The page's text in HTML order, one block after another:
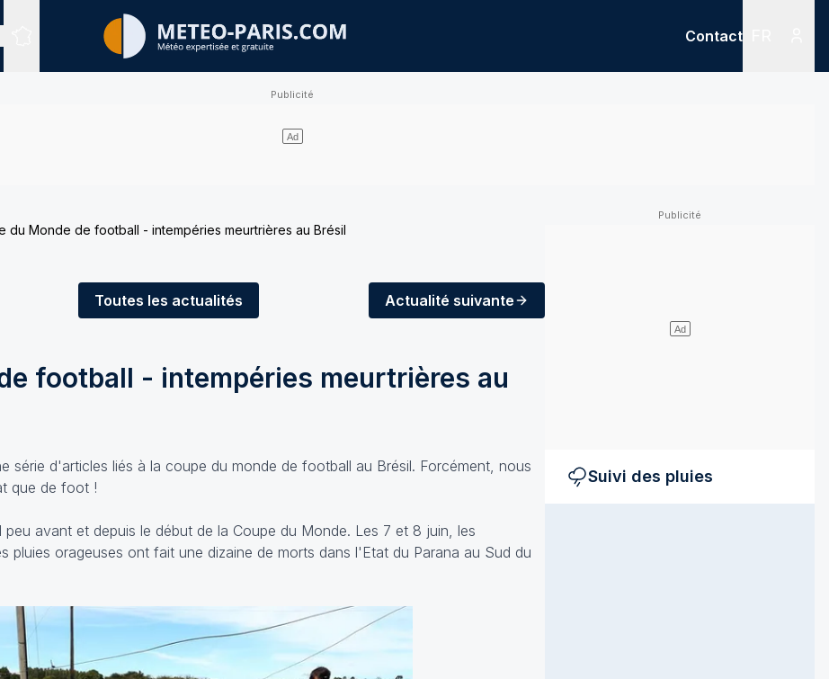
Sites expertisés
Contact
du Monde de football - intempéries meurtrières au Brésil
Toutes les actualités Actualité suivante
football - intempéries meurtrières au
série d'articles liés à la coupe du monde de football au Brésil. Forcément, nous
que de foot !
avant et depuis le début de la Coupe du Monde. Les 7 et 8 juin, les
pluies orageuses ont fait une dizaine de morts dans l'Etat du Parana au Sud du
Suivi des pluies